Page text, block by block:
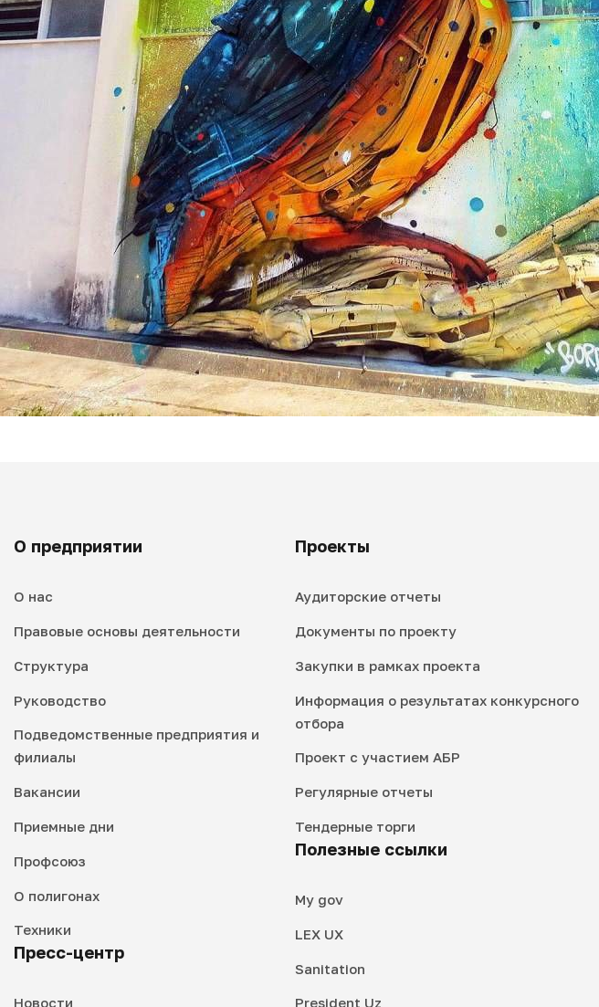
О предприятии
О нас
Правовые основы деятельности
Структура
Руководство
Подведомственные предприятия и
филиалы
Вакансии
Приемные дни
Профсоюз
О полигонах
Техники
Пресс-центр
Новости
Проекты
Аудиторские отчеты
Документы по проекту
Закупки в рамках проекта
Информация о результатах конкурсного
отбора
Проект с участием АБР
Регулярные отчеты
Тендерные торги
Полезные ссылки
My gov
LEX UX
Sanitation
President Uz